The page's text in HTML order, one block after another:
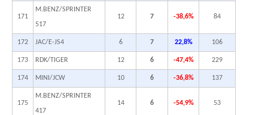
171
M.BENZ/SPRINTER
517
12 7 -38,6% 84
172 JAC/E-JS4 6 7 22,8% 106
173 RDK/TIGER 12 6 -47,4% 229
174 MINI/JCW 10 6 -36,8% 137
175
M.BENZ/SPRINTER
417
14 6 -54,9% 53